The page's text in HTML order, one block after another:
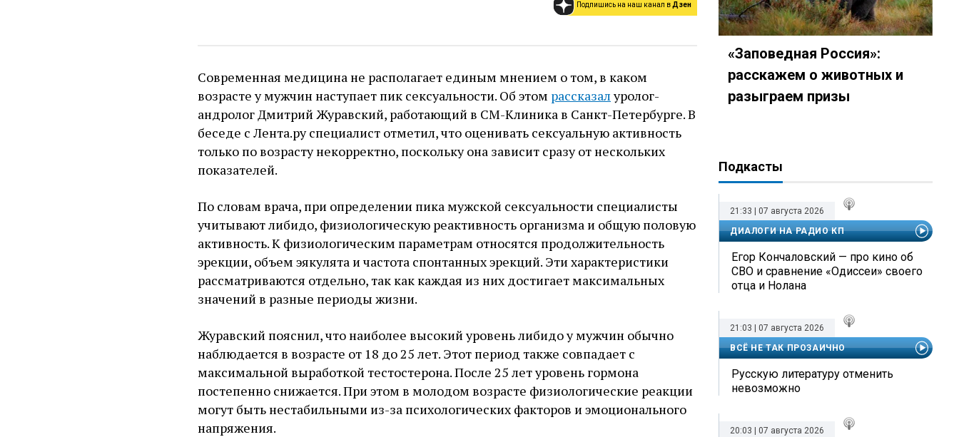
Подпишись на наш канал вДзен
Современная медицина не располагает единым мнением о том, в каком
возрасте у мужчин наступает пик сексуальности. Об этом рассказалуролог-
андролог Дмитрий Журавский, работающий в СМ-Клиника в Санкт-Петербурге. В
беседе с Лента.ру специалист отметил, что оценивать сексуальную активность
только по возрасту некорректно, поскольку она зависит сразу от нескольких
показателей.
По словам врача, при определении пика мужской сексуальности специалисты
учитывают либидо, физиологическую реактивность организма и общую половую
активность. К физиологическим параметрам относятся продолжительность
эрекции, объем эякулята и частота спонтанных эрекций. Эти характеристики
рассматриваются отдельно, так как каждая из них достигает максимальных
значений в разные периоды жизни.
Журавский пояснил, что наиболее высокий уровень либидо у мужчин обычно
наблюдается в возрасте от 18 до 25 лет. Этот период также совпадает с
максимальной выработкой тестостерона. После 25 лет уровень гормона
постепенно снижается. При этом в молодом возрасте физиологические реакции
могут быть нестабильными из-за психологических факторов и эмоционального
напряжения.
«Заповедная Россия»:
расскажем о животных и
разыграем призы
Подкасты
21:33 | 07 августа 2026
ДИАЛОГИ НА РАДИО КП
Егор Кончаловский — про кино об
СВО и сравнение «Одиссеи» своего
отца и Нолана
21:03 | 07 августа 2026
ВСЁ НЕ ТАК ПРОЗАИЧНО
Русскую литературу отменить
невозможно
20:03 | 07 августа 2026